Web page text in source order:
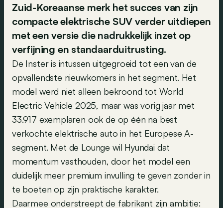
Zuid-Koreaanse merk het succes van zijn
compacte elektrische SUV verder uitdiepen
met een versie die nadrukkelijk inzet op
verfijning en standaarduitrusting.
De Inster is intussen uitgegroeid tot een van de
opvallendste nieuwkomers in het segment. Het
model werd niet alleen bekroond tot World
Electric Vehicle 2025, maar was vorig jaar met
33.917 exemplaren ook de op één na best
verkochte elektrische auto in het Europese A-
segment. Met de Lounge wil Hyundai dat
momentum vasthouden, door het model een
duidelijk meer premium invulling te geven zonder in
te boeten op zijn praktische karakter.
Daarmee onderstreept de fabrikant zijn ambitie: